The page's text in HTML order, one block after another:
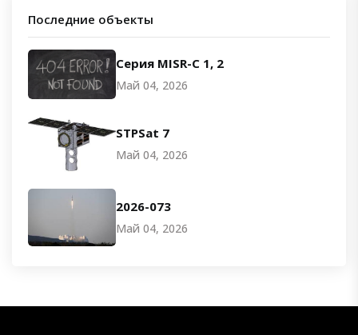
Последние объекты
Серия MISR-C 1, 2
Май 04, 2026
STPSat 7
Май 04, 2026
2026-073
Май 04, 2026